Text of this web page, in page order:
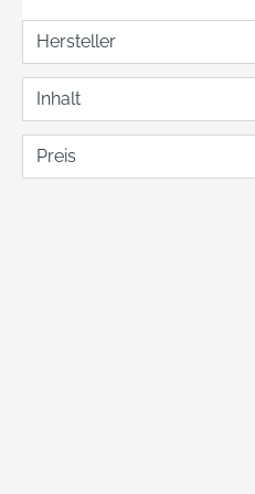
Hersteller
Inhalt
Preis